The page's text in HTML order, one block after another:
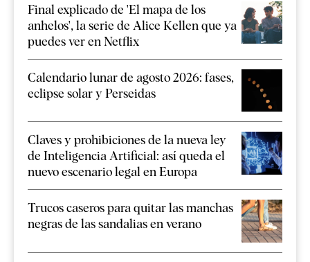
Final explicado de 'El mapa de los
anhelos', la serie de Alice Kellen que ya
puedes ver en Netflix
Calendario lunar de agosto 2026: fases,
eclipse solar y Perseidas
Claves y prohibiciones de la nueva ley
de Inteligencia Artificial: así queda el
nuevo escenario legal en Europa
Trucos caseros para quitar las manchas
negras de las sandalias en verano